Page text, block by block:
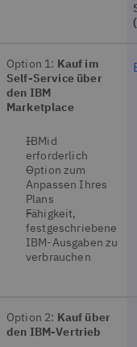
Option 1: Kauf im
Self-Service über
den IBM
Marketplace
IBMid
erforderlich
Option zum
Anpassen Ihres
Plans
Fähigkeit,
festgeschriebene
IBM-Ausgaben zu
verbrauchen
Option 2: Kauf über
den IBM-Vertrieb